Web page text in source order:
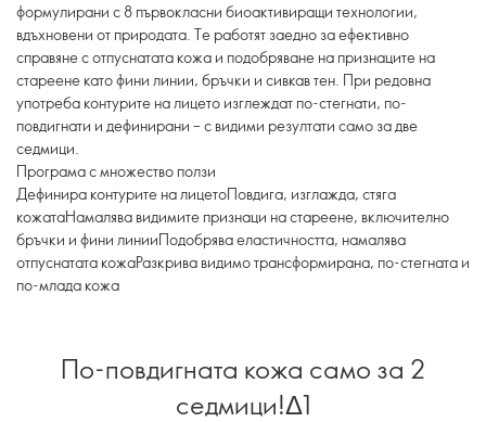
формулирани с 8 първокласни биоактивиращи технологии,
вдъхновени от природата. Те работят заедно за ефективно
справяне с отпуснатата кожа и подобряване на признаците на
стареене като фини линии, бръчки и сивкав тен. При редовна
употреба контурите на лицето изглеждат по-стегнати, по-
повдигнати и дефинирани – с видими резултати само за две
седмици.
Програма с множество ползи
Дефинира контурите на лицетоПовдига, изглажда, стяга
кожатаНамалява видимите признаци на стареене, включително
бръчки и фини линииПодобрява еластичността, намалява
отпуснатата кожаРазкрива видимо трансформирана, по-стегната и
по-млада кожа
По-повдигната кожа само за 2
седмици!Δ1